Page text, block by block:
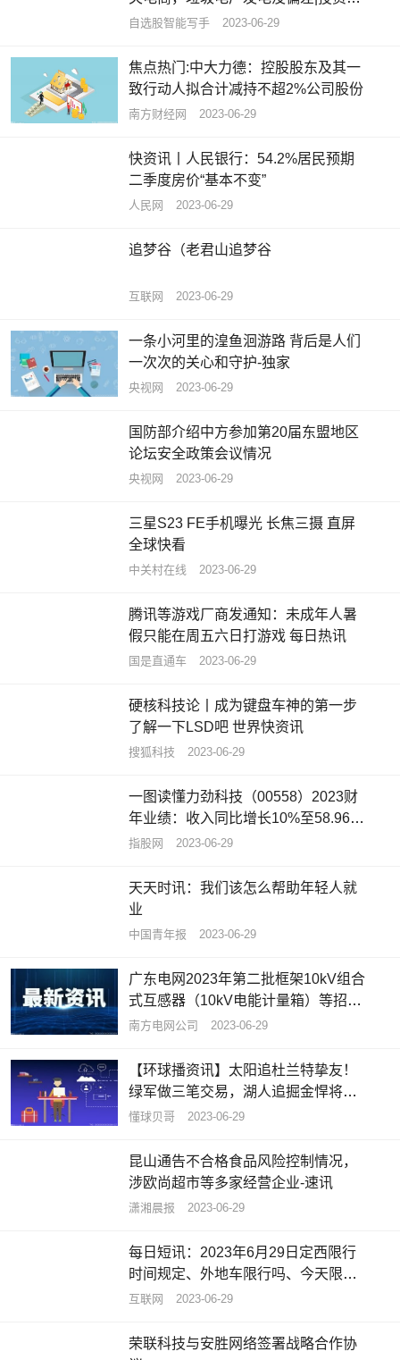
问答精选
自选股智能写手 2023-06-29
焦点热门:中大力德：控股股东及其一
致行动人拟合计减持不超2%公司股份
南方财经网 2023-06-29
快资讯丨人民银行：54.2%居民预期
二季度房价“基本不变”
人民网 2023-06-29
追梦谷（老君山追梦谷
互联网 2023-06-29
一条小河里的湟鱼洄游路 背后是人们
一次次的关心和守护-独家
央视网 2023-06-29
国防部介绍中方参加第20届东盟地区
论坛安全政策会议情况
央视网 2023-06-29
三星S23 FE手机曝光 长焦三摄 直屏
全球快看
中关村在线 2023-06-29
腾讯等游戏厂商发通知：未成年人暑
假只能在周五六日打游戏 每日热讯
国是直通车 2023-06-29
硬核科技论丨成为键盘车神的第一步
了解一下LSD吧 世界快资讯
搜狐科技 2023-06-29
一图读懂力劲科技（00558）2023财
年业绩：收入同比增长10%至58.96亿
港元
指股网 2023-06-29
天天时讯：我们该怎么帮助年轻人就
业
中国青年报 2023-06-29
广东电网2023年第二批框架10kV组合
式互感器（10kV电能计量箱）等招标
公告
南方电网公司 2023-06-29
【环球播资讯】太阳追杜兰特挚友！
绿军做三笔交易，湖人追掘金悍将，6
队追西卡
懂球贝哥 2023-06-29
昆山通告不合格食品风险控制情况，
涉欧尚超市等多家经营企业-速讯
潇湘晨报 2023-06-29
每日短讯：2023年6月29日定西限行
时间规定、外地车限行吗、今天限行
尾号限行限号最新规定时间查询
互联网 2023-06-29
荣联科技与安胜网络签署战略合作协